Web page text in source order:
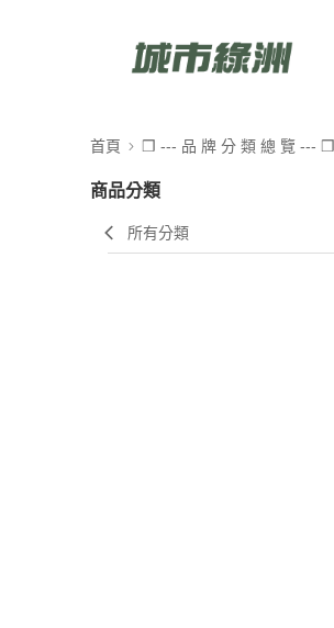
首頁 ❒ --- 品 牌 分 類 總 覽 --- ❒
商品分類
所有分類